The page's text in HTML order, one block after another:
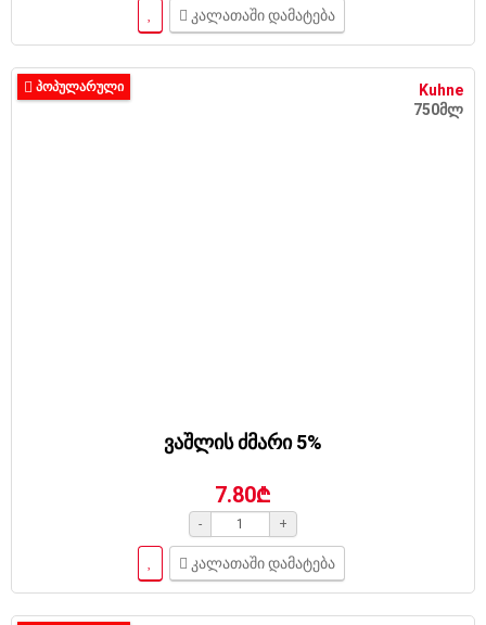
კალათაში დამატება
Kuhne
750მლ
ᲞᲝᲞᲣᲚᲐᲠᲣᲚᲘ
ვაშლის ძმარი 5%
7.80₾
- +
კალათაში დამატება